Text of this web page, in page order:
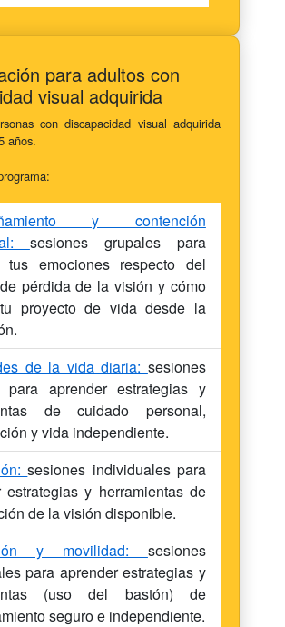
para adultos con
visual adquirida
con discapacidad visual adquirida
años.
y contención
sesiones grupales para
tus emociones respecto del
pérdida de la visión y cómo
proyecto de vida desde la
de la vida diaria: sesiones
para aprender estrategias y
de cuidado personal,
y vida independiente.
sesiones individuales para
estrategias y herramientas de
de la visión disponible.
y movilidad: sesiones
para aprender estrategias y
(uso del bastón) de
seguro e independiente.